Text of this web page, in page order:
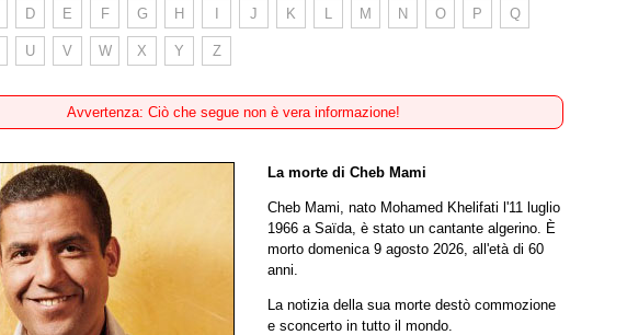
D E F G H J K L M N O P Q
U V W X Y Z
Avvertenza: Ciò che segue non è vera informazione!
La morte di Cheb Mami
Cheb Mami, nato Mohamed Khelifati l'11 luglio
1966 a Saïda, è stato un cantante algerino. È
morto domenica 9 agosto 2026, all'età di 60
anni.
La notizia della sua morte destò commozione
e sconcerto in tutto il mondo.